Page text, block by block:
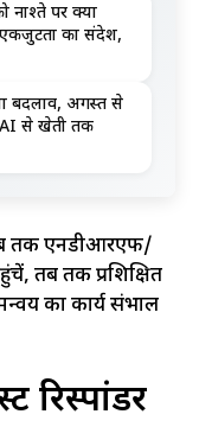
नाश्ते पर क्यों
एकजुटता का संदेश,
बदलाव, अगस्त से
AI से खेती तक
तक एनडीआरएफ/
तब तक प्रशिक्षित
का कार्य संभाल
रिस्पांडर